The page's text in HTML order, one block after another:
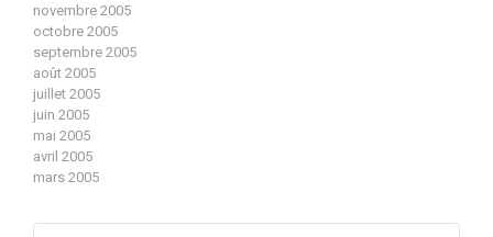
novembre 2005
octobre 2005
septembre 2005
août 2005
juillet 2005
juin 2005
mai 2005
avril 2005
mars 2005